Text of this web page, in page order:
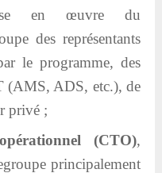
en œuvre du
des représentants
le programme, des
(AMS, ADS, etc.), de
privé ;
(CTO),
principalement